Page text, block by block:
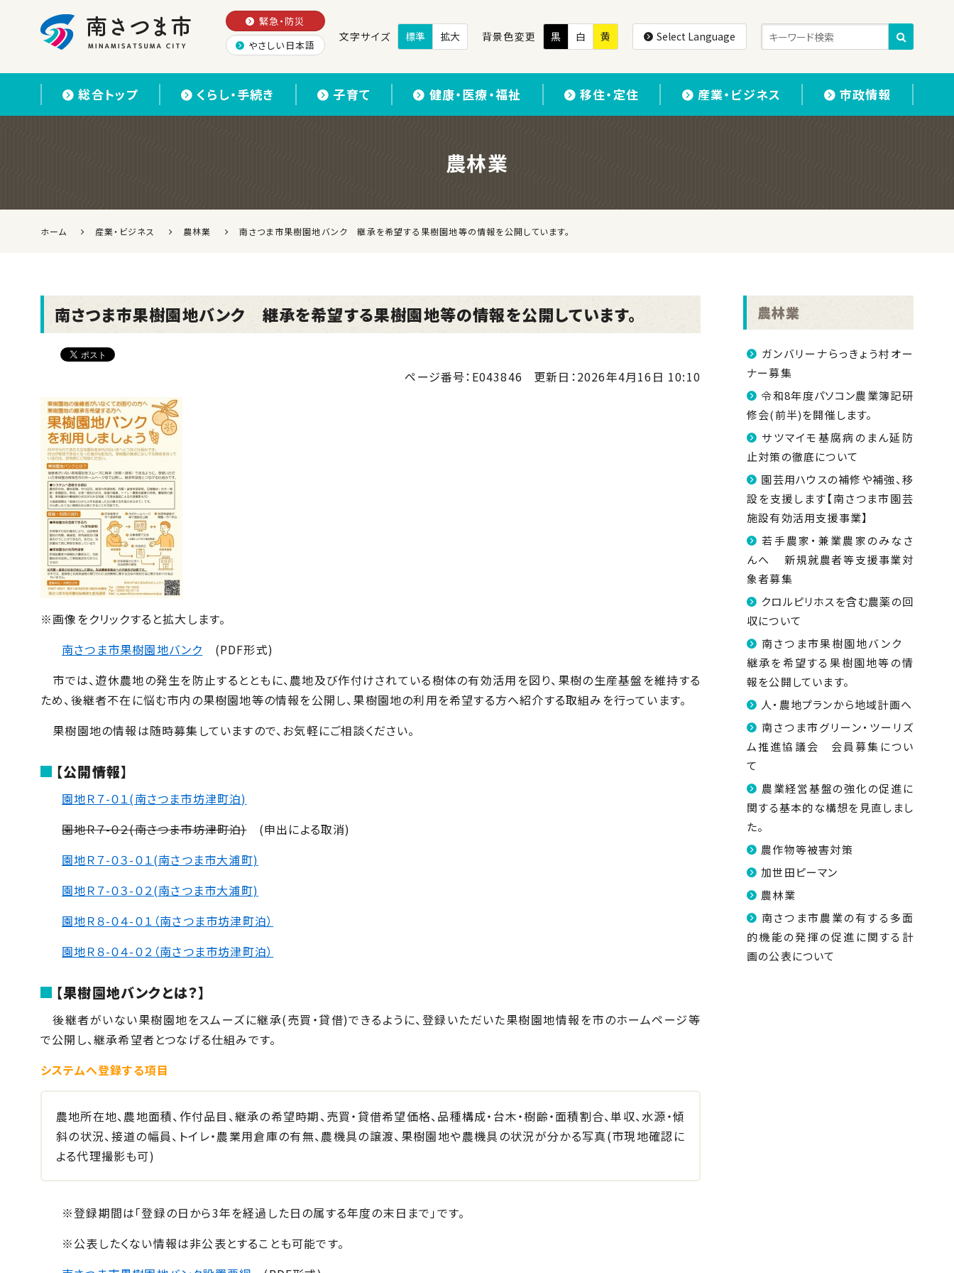
緊急・防災
やさしい日本語
文字サイズ 標準 拡大 背景色変更 黒 白 黄 Select Language
総合トップ くらし・手続き 子育て 健康・医療・福祉 移住・定住 産業・ビジネス 市政情報
農林業
ホーム 産業・ビジネス 農林業 南さつま市果樹園地バンク 継承を希望する果樹園地等の情報を公開しています。
南さつま市果樹園地バンク 継承を希望する果樹園地等の情報を公開しています。
ページ番号：E043846 更新日：2026年4月16日 10:10
※画像をクリックすると拡大します。
南さつま市果樹園地バンク (PDF形式)
市では、遊休農地の発生を防止するとともに、農地及び作付けされている樹体の有効活用を図り、果樹の生産基盤を維持する
ため、後継者不在に悩む市内の果樹園地等の情報を公開し、果樹園地の利用を希望する方へ紹介する取組みを行っています。
果樹園地の情報は随時募集していますので、お気軽にご相談ください。
【公開情報】
園地Ｒ７-０１(南さつま市坊津町泊)
園地Ｒ７-０２(南さつま市坊津町泊)(申出による取消)
園地Ｒ７-０３-０１(南さつま市大浦町)
園地Ｒ７-０３-０２(南さつま市大浦町)
園地Ｒ８-０４-０１（南さつま市坊津町泊）
園地Ｒ８-０４-０２（南さつま市坊津町泊）
【果樹園地バンクとは？】
後継者がいない果樹園地をスムーズに継承(売買・貸借)できるように、登録いただいた果樹園地情報を市のホームページ等
で公開し、継承希望者とつなげる仕組みです。
システムへ登録する項目
農地所在地、農地面積、作付品目、継承の希望時期、売買・貸借希望価格、品種構成・台木・樹齢・面積割合、単収、水源・傾
斜の状況、接道の幅員、トイレ・農業用倉庫の有無、農機具の譲渡、果樹園地や農機具の状況が分かる写真(市現地確認に
よる代理撮影も可)
※登録期間は「登録の日から3年を経過した日の属する年度の末日まで」です。
※公表したくない情報は非公表とすることも可能です。
農林業
ガンバリーナらっきょう村オー
ナー募集
令和8年度パソコン農業簿記研
修会(前半)を開催します。
サツマイモ基腐病のまん延防
止対策の徹底について
園芸用ハウスの補修や補強、移
設を支援します【南さつま市園芸
施設有効活用支援事業】
若手農家・兼業農家のみなさ
んへ 新規就農者等支援事業対
象者募集
クロルピリホスを含む農薬の回
収について
南さつま市果樹園地バンク
継承を希望する果樹園地等の情
報を公開しています。
人・農地プランから地域計画へ
南さつま市グリーン・ツーリズ
ム推進協議会 会員募集につい
て
農業経営基盤の強化の促進に
関する基本的な構想を見直しまし
た。
農作物等被害対策
加世田ピーマン
農林業
南さつま市農業の有する多面
的機能の発揮の促進に関する計
画の公表について